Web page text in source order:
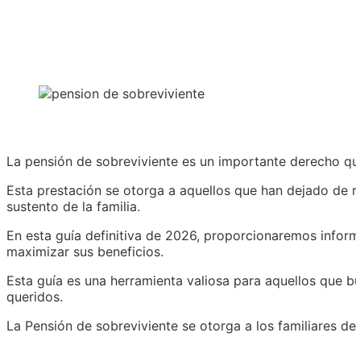
La pensión de sobreviviente es un importante derecho
Esta prestación se otorga a aquellos que han dejado
sustento de la familia.
En esta guía definitiva de 2026, proporcionaremos
maximizar sus beneficios.
Esta guía es una herramienta valiosa para aquellos
queridos.
La Pensión de sobreviviente se otorga a los familiares